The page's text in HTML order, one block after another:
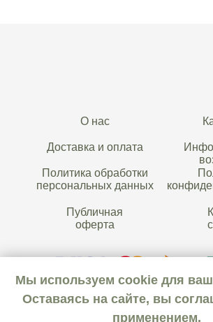
Мы используем cookie для
Оставаясь на сайте, вы
применением.
Публичная
оферта
О нас
Доставка и оплата
Политика обработки
персональных данных